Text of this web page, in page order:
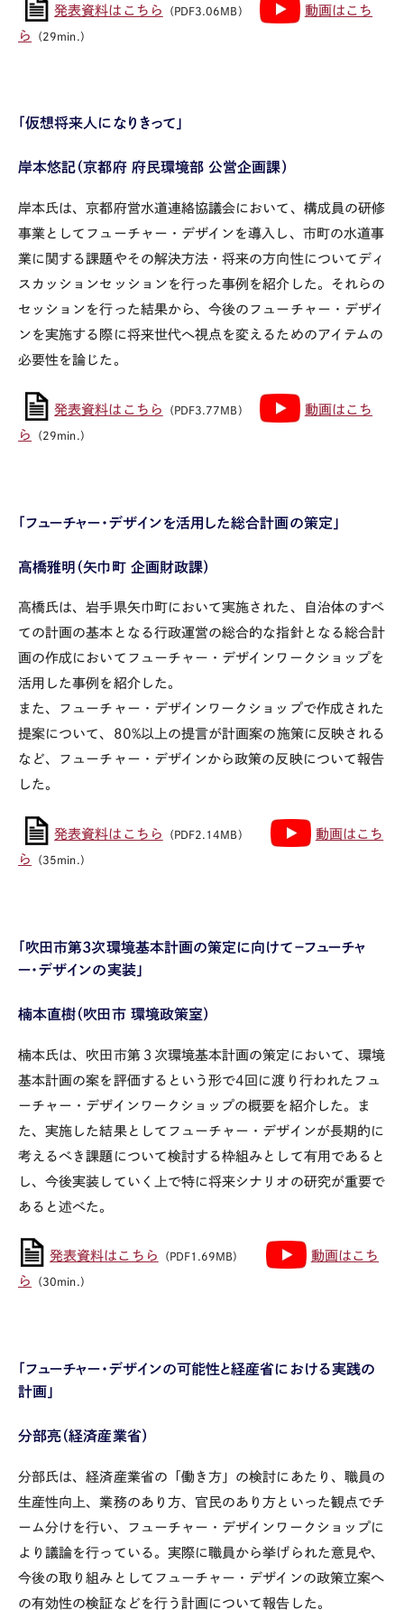
発表資料はこちら （PDF3.06MB）
動画はこち
ら
（29min.）
「仮想将来人になりきって」
岸本悠記（京都府 府民環境部 公営企画課）
岸本氏は、京都府営水道連絡協議会において、構成員の研修
事業としてフューチャー・デザインを導入し、市町の水道事
業に関する課題やその解決方法・将来の方向性についてディ
スカッションセッションを行った事例を紹介した。それらの
セッションを行った結果から、今後のフューチャー・デザイ
ンを実施する際に将来世代へ視点を変えるためのアイテムの
必要性を論じた。
発表資料はこちら （PDF3.77MB）
動画はこち
ら
（29min.）
「フューチャー・デザインを活用した総合計画の策定」
高橋雅明（矢巾町 企画財政課）
高橋氏は、岩手県矢巾町において実施された、自治体のすべ
ての計画の基本となる行政運営の総合的な指針となる総合計
画の作成においてフューチャー・デザインワークショップを
活用した事例を紹介した。
また、フューチャー・デザインワークショップで作成された
提案について、 80%以上の提言が計画案の施策に反映される
など、フューチャー・デザインから政策の反映について報告
した。
発表資料はこちら （PDF2.14MB）
動画はこち
ら
（35min.）
「吹田市第3次環境基本計画の策定に向けて－フューチャ
ー・デザインの実装」
楠本直樹（吹田市 環境政策室）
楠本氏は、吹田市第３次環境基本計画の策定において、環境
基本計画の案を評価するという形で4回に渡り行われたフュ
ーチャー・デザインワークショップの概要を紹介した。ま
た、実施した結果としてフューチャー・デザインが長期的に
考えるべき課題について検討する枠組みとして有用であると
し、今後実装していく上で特に将来シナリオの研究が重要で
あると述べた。
発表資料はこちら （PDF1.69MB）
動画はこち
ら
（30min.）
「フューチャー・デザインの可能性と経産省における実践の
計画」
分部亮（経済産業省）
分部氏は、経済産業省の「働き方」の検討にあたり、職員の
生産性向上、業務のあり方、官民のあり方といった観点でチ
ーム分けを行い、フューチャー・デザインワークショップに
より議論を行っている。実際に職員から挙げられた意見や、
今後の取り組みとしてフューチャー・デザインの政策立案へ
の有効性の検証などを行う計画について報告した。